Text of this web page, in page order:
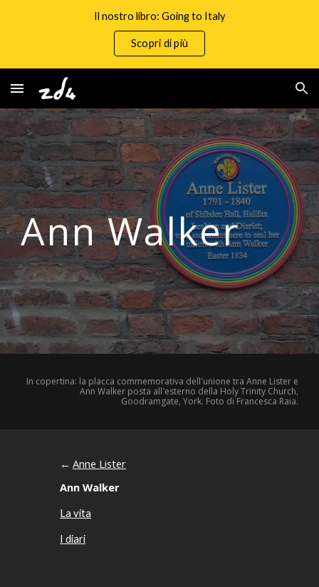
Skip to navigation
Il nostro libro: Going to Italy
Scopri di più
Ann Walker
In copertina: la placca commemorativa dell'unione tra Anne Lister e
Ann Walker posta all'esterno della Holy Trinity Church,
Goodramgate, York. Foto di Francesca Raia.
←Anne Lister
Ann Walker
La vita
I diari